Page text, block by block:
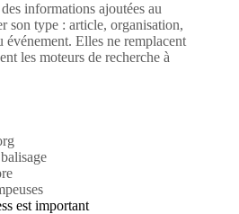
informations ajoutées au
son type : article, organisation,
Elles ne remplacent
les moteurs de recherche à
est important